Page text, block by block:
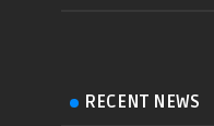
RECENT NEWS